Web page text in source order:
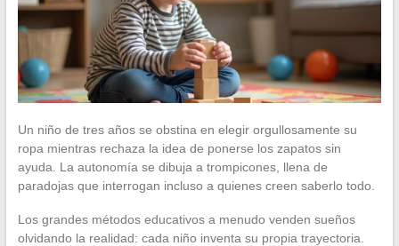
Un niño de tres años se obstina en elegir orgullosamente su
ropa mientras rechaza la idea de ponerse los zapatos sin
ayuda. La autonomía se dibuja a trompicones, llena de
paradojas que interrogan incluso a quienes creen saberlo todo.
Los grandes métodos educativos a menudo venden sueños
olvidando la realidad: cada niño inventa su propia trayectoria.